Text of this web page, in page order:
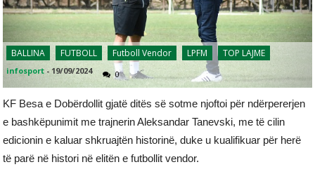
BALLINA FUTBOLL Futboll Vendor LPFM TOP LAJME
infosport - 19/09/2024 0
KF Besa e Dobërdollit gjatë ditës së sotme njoftoi për ndërpererjen
e bashkëpunimit me trajnerin Aleksandar Tanevski, me të cilin
edicionin e kaluar shkruajtën historinë, duke u kualifikuar për herë
të parë në histori në elitën e futbollit vendor.